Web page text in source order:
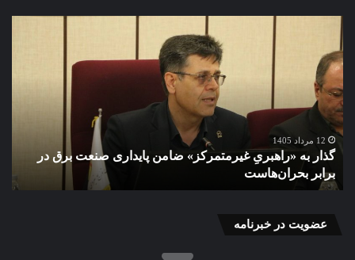
صنعت
پرورش
گوسفند
با
دستاورد
پژوهشگاه
بیوتکنولوژی
کشاورزی
و
بخش
22 خرداد 1405
تحول در صنعت پرورش گوسفند با دستاورد پژوهشگاه
بیوتکنولوژی کشاورزی و همکاری بخش خصوصی
عضویت در خبرنامه